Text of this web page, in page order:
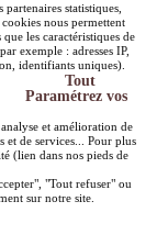
statistiques,
nous permettent
les caractéristiques de
exemple : adresses IP,
identifiants uniques).
Tout
Paramétrez vos
et amélioration de
et de services... Pour plus
(lien dans nos pieds de
"Tout refuser" ou
sur notre site.